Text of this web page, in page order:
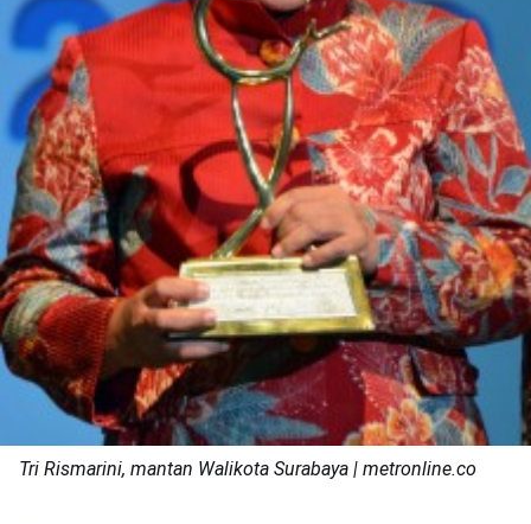
Tri Rismarini, mantan Walikota Surabaya | metronline.co